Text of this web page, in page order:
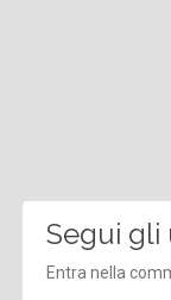
Segui
Entra nella